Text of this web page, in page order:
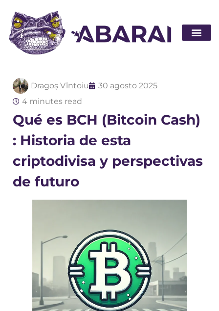
Dragoș Vîntoiu
30 agosto 2025
4 minutes read
Qué es BCH (Bitcoin Cash)
: Historia de esta
criptodivisa y perspectivas
de futuro